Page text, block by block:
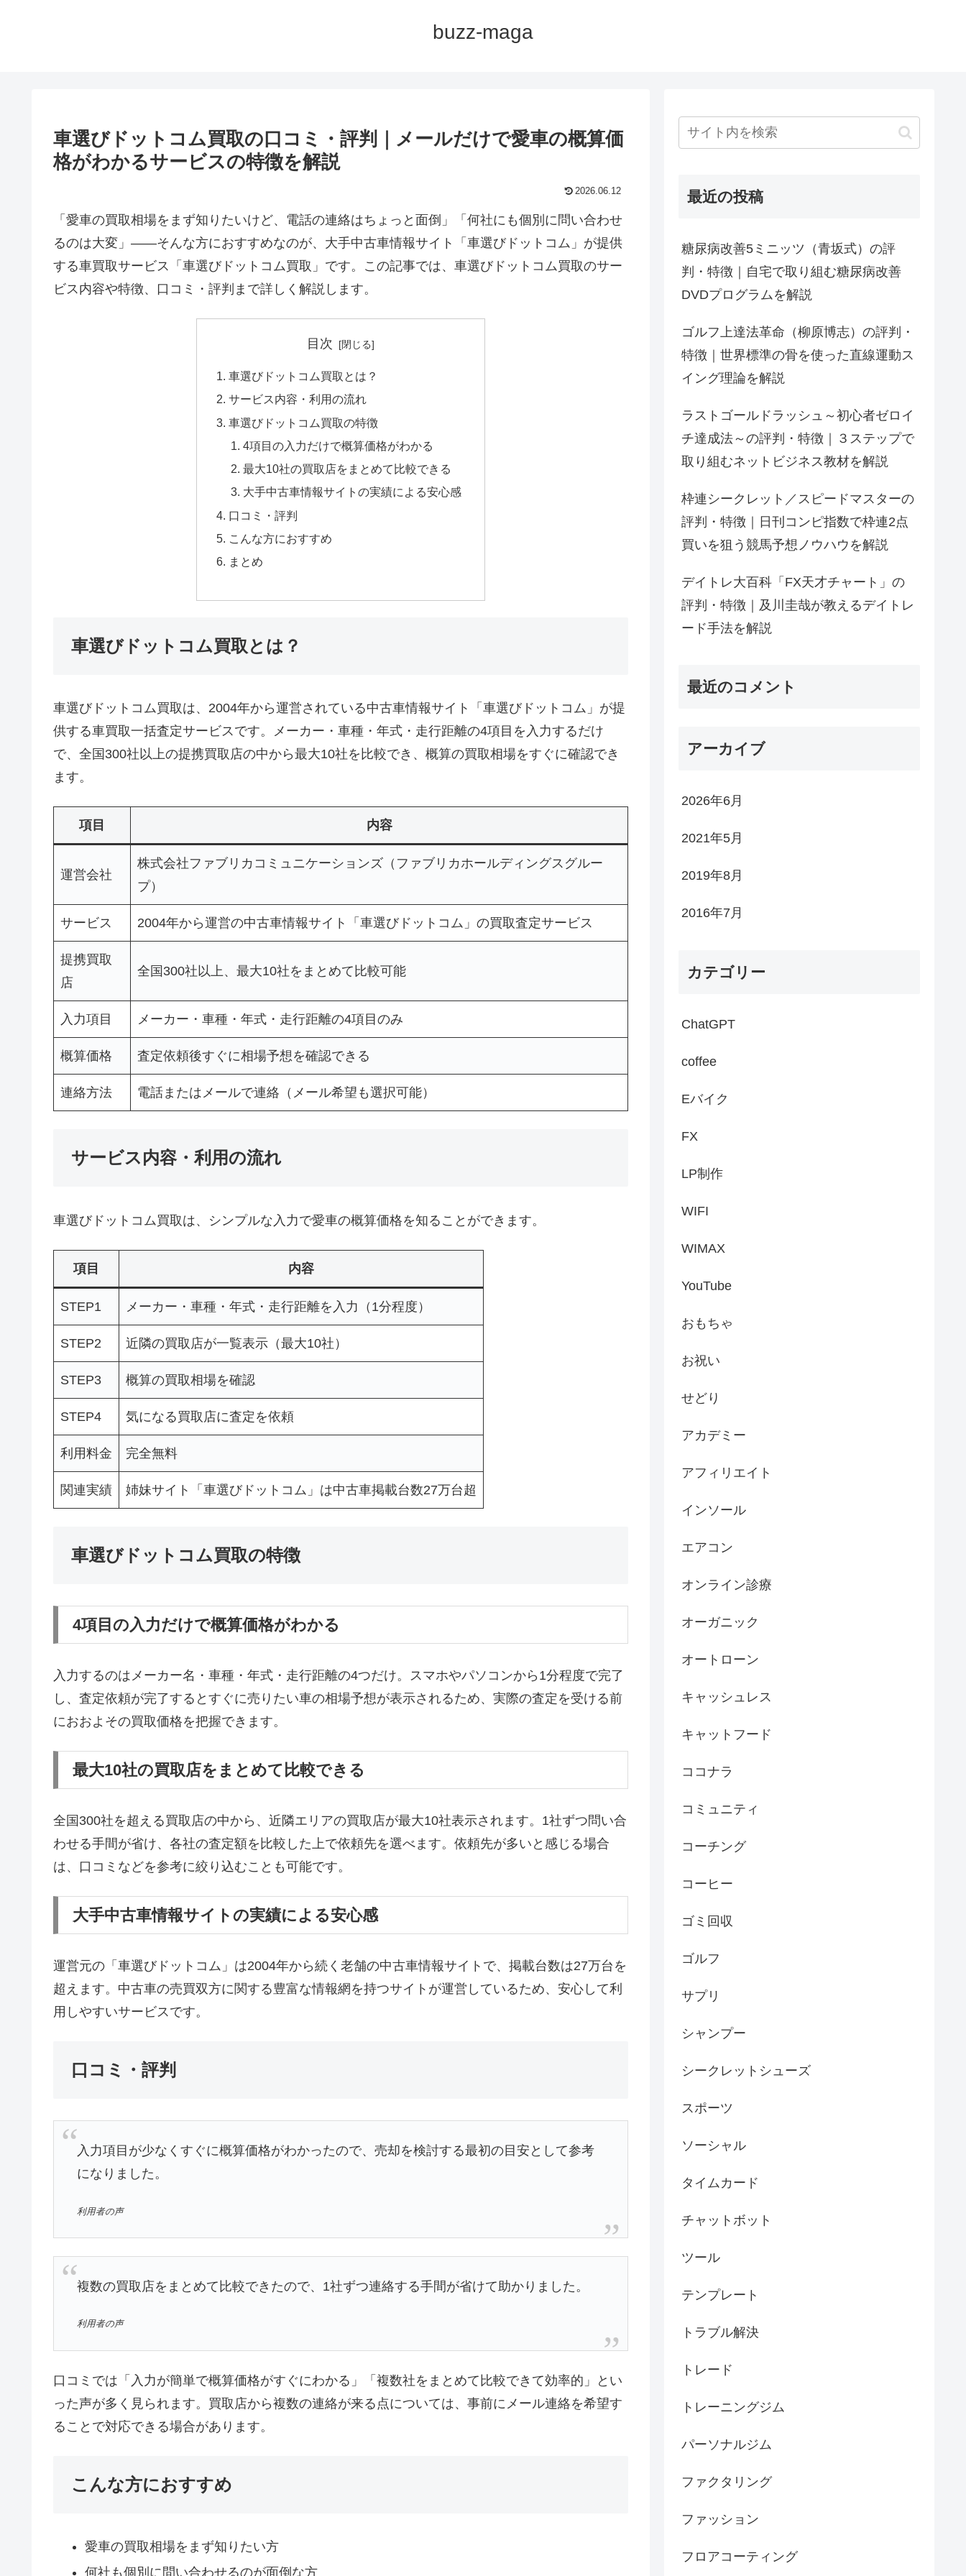
buzz-maga
車選びドットコム買取の口コミ・評判｜メールだけで愛車の概算価
格がわかるサービスの特徴を解説
2026.06.12
「愛車の買取相場をまず知りたいけど、電話の連絡はちょっと面倒」「何社にも個別に問い合わせ
るのは大変」——そんな方におすすめなのが、大手中古車情報サイト「車選びドットコム」が提供
する車買取サービス「車選びドットコム買取」です。この記事では、車選びドットコム買取のサー
ビス内容や特徴、口コミ・評判まで詳しく解説します。
目次
車選びドットコム買取とは？
サービス内容・利用の流れ
車選びドットコム買取の特徴
4項目の入力だけで概算価格がわかる
最大10社の買取店をまとめて比較できる
大手中古車情報サイトの実績による安心感
口コミ・評判
こんな方におすすめ
まとめ
車選びドットコム買取とは？
車選びドットコム買取は、2004年から運営されている中古車情報サイト「車選びドットコム」が提
供する車買取一括査定サービスです。メーカー・車種・年式・走行距離の4項目を入力するだけ
で、全国300社以上の提携買取店の中から最大10社を比較でき、概算の買取相場をすぐに確認でき
ます。
項目 内容
運営会社
株式会社ファブリカコミュニケーションズ（ファブリカホールディングスグルー
プ）
サービス 2004年から運営の中古車情報サイト「車選びドットコム」の買取査定サービス
提携買取
店
全国300社以上、最大10社をまとめて比較可能
入力項目 メーカー・車種・年式・走行距離の4項目のみ
概算価格 査定依頼後すぐに相場予想を確認できる
連絡方法 電話またはメールで連絡（メール希望も選択可能）
サービス内容・利用の流れ
車選びドットコム買取は、シンプルな入力で愛車の概算価格を知ることができます。
項目 内容
STEP1 メーカー・車種・年式・走行距離を入力（1分程度）
STEP2 近隣の買取店が一覧表示（最大10社）
STEP3 概算の買取相場を確認
STEP4 気になる買取店に査定を依頼
利用料金 完全無料
関連実績 姉妹サイト「車選びドットコム」は中古車掲載台数27万台超
車選びドットコム買取の特徴
4項目の入力だけで概算価格がわかる
入力するのはメーカー名・車種・年式・走行距離の4つだけ。スマホやパソコンから1分程度で完了
し、査定依頼が完了するとすぐに売りたい車の相場予想が表示されるため、実際の査定を受ける前
におおよその買取価格を把握できます。
最大10社の買取店をまとめて比較できる
全国300社を超える買取店の中から、近隣エリアの買取店が最大10社表示されます。1社ずつ問い合
わせる手間が省け、各社の査定額を比較した上で依頼先を選べます。依頼先が多いと感じる場合
は、口コミなどを参考に絞り込むことも可能です。
大手中古車情報サイトの実績による安心感
運営元の「車選びドットコム」は2004年から続く老舗の中古車情報サイトで、掲載台数は27万台を
超えます。中古車の売買双方に関する豊富な情報網を持つサイトが運営しているため、安心して利
用しやすいサービスです。
口コミ・評判
入力項目が少なくすぐに概算価格がわかったので、売却を検討する最初の目安として参考
になりました。
利用者の声
複数の買取店をまとめて比較できたので、1社ずつ連絡する手間が省けて助かりました。
利用者の声
口コミでは「入力が簡単で概算価格がすぐにわかる」「複数社をまとめて比較できて効率的」とい
った声が多く見られます。買取店から複数の連絡が来る点については、事前にメール連絡を希望す
ることで対応できる場合があります。
こんな方におすすめ
愛車の買取相場をまず知りたい方
何社も個別に問い合わせるのが面倒な方
最近の投稿
糖尿病改善5ミニッツ（青坂式）の評
判・特徴｜自宅で取り組む糖尿病改善
DVDプログラムを解説
ゴルフ上達法革命（柳原博志）の評判・
特徴｜世界標準の骨を使った直線運動ス
イング理論を解説
ラストゴールドラッシュ～初心者ゼロイ
チ達成法～の評判・特徴｜３ステップで
取り組むネットビジネス教材を解説
枠連シークレット／スピードマスターの
評判・特徴｜日刊コンピ指数で枠連2点
買いを狙う競馬予想ノウハウを解説
デイトレ大百科「FX天才チャート」の
評判・特徴｜及川圭哉が教えるデイトレ
ード手法を解説
最近のコメント
アーカイブ
2026年6月
2021年5月
2019年8月
2016年7月
カテゴリー
ChatGPT
coffee
Eバイク
FX
LP制作
WIFI
WIMAX
YouTube
おもちゃ
お祝い
せどり
アカデミー
アフィリエイト
インソール
エアコン
オンライン診療
オーガニック
オートローン
キャッシュレス
キャットフード
ココナラ
コミュニティ
コーチング
コーヒー
ゴミ回収
ゴルフ
サプリ
シャンプー
シークレットシューズ
スポーツ
ソーシャル
タイムカード
チャットボット
ツール
テンプレート
トラブル解決
トレード
トレーニングジム
パーソナルジム
ファクタリング
ファッション
フロアコーティング